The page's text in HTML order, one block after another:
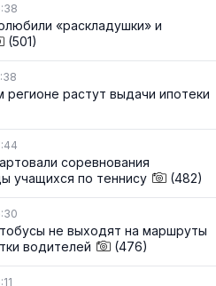
«раскладушки» и
(501)
регионе растут выдачи ипотеки
соревнования
учащихся по теннису
(482)
не выходят на маршруты
водителей
(476)